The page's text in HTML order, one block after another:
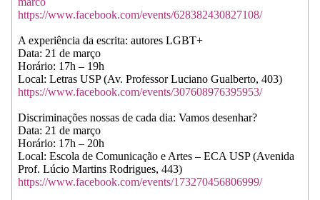
https://www.facebook.com/events/628382430827108/
A experiência da escrita: autores LGBT+
Data: 21 de março
Horário: 17h – 19h
Local: Letras USP (Av. Professor Luciano Gualberto, 403)
https://www.facebook.com/events/307608976395953/
Discriminações nossas de cada dia: Vamos desenhar?
Data: 21 de março
Horário: 17h – 20h
Local: Escola de Comunicação e Artes – ECA USP (Avenida
Prof. Lúcio Martins Rodrigues, 443)
https://www.facebook.com/events/173270456806999/